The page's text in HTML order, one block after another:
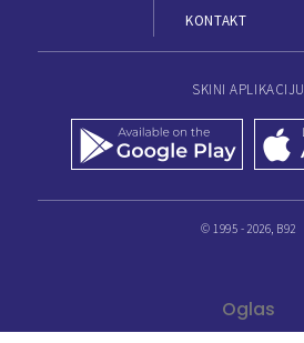
KONTAKT
SKINI APLIKACIJU
© 1995 - 2026, B92